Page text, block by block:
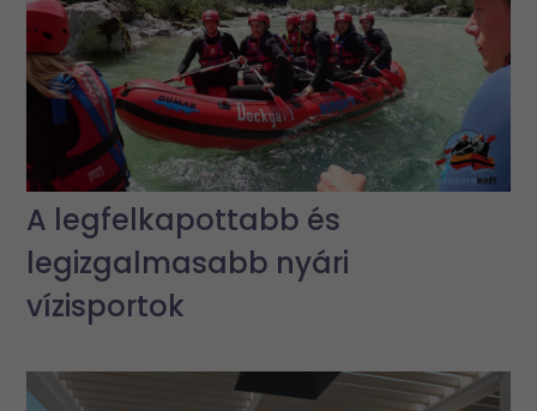
A legfelkapottabb és
legizgalmasabb nyári
vízisportok